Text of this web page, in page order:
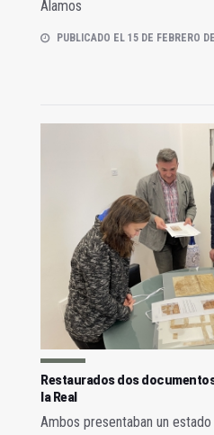
Álamos
PUBLICADO EL 15 DE FEBRERO
Restaurados dos
la Real
Ambos presentaban un